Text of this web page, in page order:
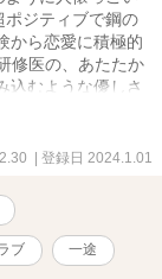
ポジティブで鋼の
から恋愛に積極的
修医の、あたたか
込むような優しさ
シリアスになら
げ♡
で公開していま
| 登録日 2024.1.01
ブ 一途